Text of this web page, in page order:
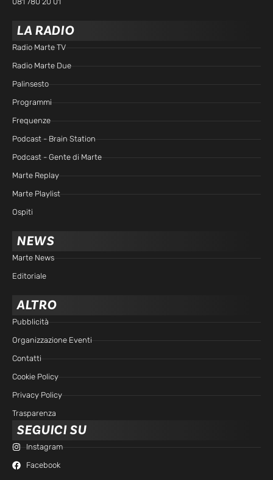
LA RADIO
Radio Marte TV
Radio Marte Due
Palinsesto
Programmi
Frequenze
Podcast - Brain Station
Podcast - Gente di Marte
Marte Replay
Marte Playlist
Ospiti
NEWS
Marte News
Editoriale
ALTRO
Pubblicità
Organizzazione Eventi
Contatti
Cookie Policy
Privacy Policy
Trasparenza
SEGUICI SU
Instagram
Facebook